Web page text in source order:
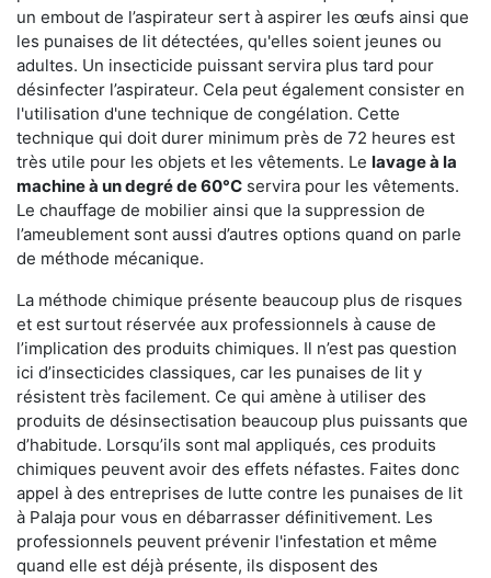
un embout de l’aspirateur sert à aspirer les œufs ainsi que
les punaises de lit détectées, qu'elles soient jeunes ou
adultes. Un insecticide puissant servira plus tard pour
désinfecter l’aspirateur. Cela peut également consister en
l'utilisation d'une technique de congélation. Cette
technique qui doit durer minimum près de 72 heures est
très utile pour les objets et les vêtements. Le lavage à la
machine à un degré de 60°C servira pour les vêtements.
Le chauffage de mobilier ainsi que la suppression de
l’ameublement sont aussi d’autres options quand on parle
de méthode mécanique.
La méthode chimique présente beaucoup plus de risques
et est surtout réservée aux professionnels à cause de
l’implication des produits chimiques. Il n’est pas question
ici d’insecticides classiques, car les punaises de lit y
résistent très facilement. Ce qui amène à utiliser des
produits de désinsectisation beaucoup plus puissants que
d’habitude. Lorsqu’ils sont mal appliqués, ces produits
chimiques peuvent avoir des effets néfastes. Faites donc
appel à des entreprises de lutte contre les punaises de lit
à Palaja pour vous en débarrasser définitivement. Les
professionnels peuvent prévenir l'infestation et même
quand elle est déjà présente, ils disposent des